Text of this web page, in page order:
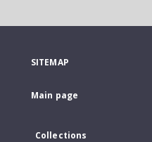
SITEMAP
Main page
Collections